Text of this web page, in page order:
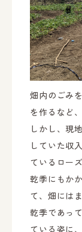
畑内のごみ
を作るなど
しかし、現
していた収
ているローズ
乾季にもか
て、畑には
乾季であっ
ている姿に